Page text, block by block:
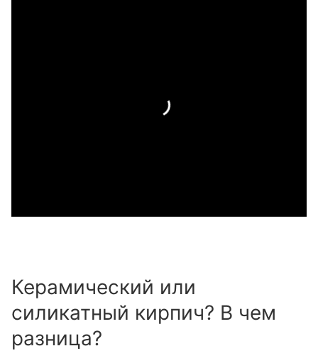
Керамический или
силикатный кирпич? В чем
разница?